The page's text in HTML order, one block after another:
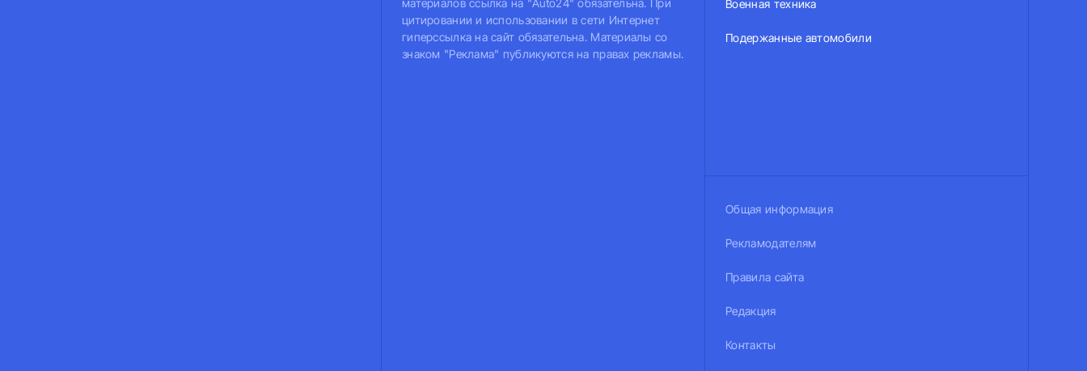
материалов ссылка на "Auto24" обязательна. При
цитировании и использовании в сети Интернет
гиперссылка на сайт обязательна. Материалы со
знаком "Реклама" публикуются на правах рекламы.
Военная техника
Подержанные автомобили
Общая информация
Рекламодателям
Правила сайта
Редакция
Контакты